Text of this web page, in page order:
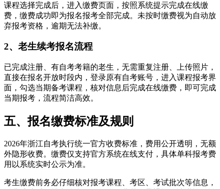
课程选择完成后，进入缴费页面，按照系统提示完成在线缴
费，缴费成功即为报名报考全部完成。未按时缴费视为自动放
弃报考资格，逾期无法补缴。
2、老生续考报名流程
已完成注册、有自考考籍的老生，无需重复注册、上传照片，
直接在报名开放时段内，登录原有自考账号，进入课程报考界
面，勾选当期备考课程，核对信息后完成在线缴费，即可完成
当期报考，流程简洁高效。
五、报名缴费标准及规则
2026年浙江自考执行统一官方收费标准，费用公开透明，无额
外隐形收费。缴费仅支持官方系统在线支付，具体单科报考费
用以系统实时公示为准。
考生缴费前务必仔细核对报考课程、考区、考试批次等信息，